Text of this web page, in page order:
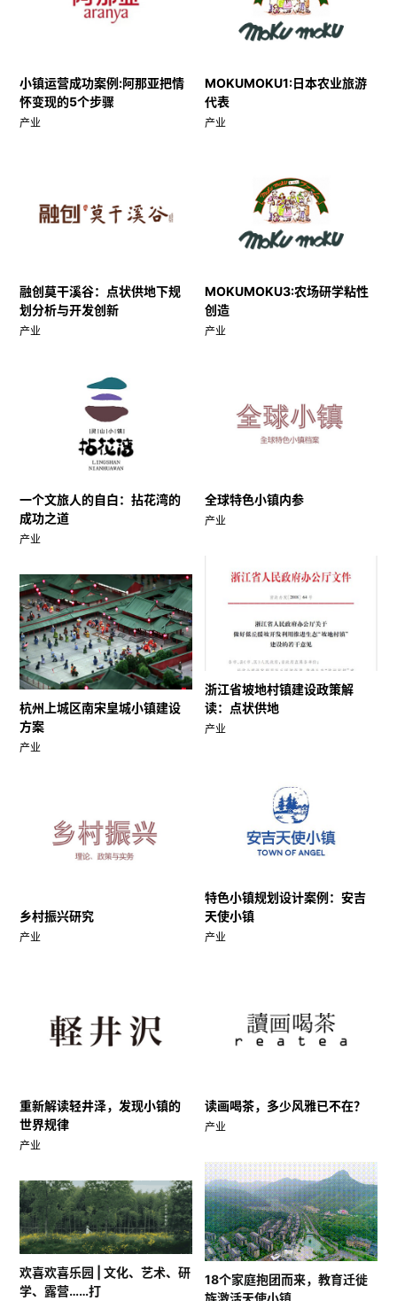
小镇运营成功案例:阿那亚把情
怀变现的5个步骤
产业
MOKUMOKU1:日本农业旅游
代表
产业
融创莫干溪谷：点状供地下规
划分析与开发创新
产业
MOKUMOKU3:农场研学粘性
创造
产业
一个文旅人的自白：拈花湾的
成功之道
产业
全球特色小镇内参
产业
浙江省坡地村镇建设政策解
读：点状供地
产业
杭州上城区南宋皇城小镇建设
方案
产业
特色小镇规划设计案例：安吉
天使小镇
产业
乡村振兴研究
产业
重新解读轻井泽，发现小镇的
世界规律
产业
读画喝茶，多少风雅已不在？
产业
18个家庭抱团而来，教育迁徙
族激活天使小镇
欢喜欢喜乐园 | 文化、艺术、研
学、露营……打